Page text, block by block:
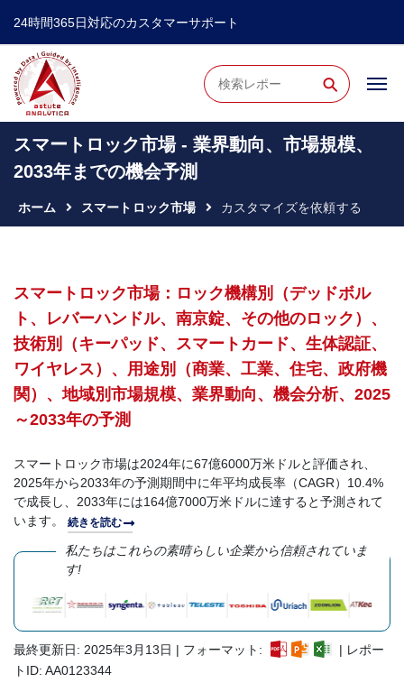
24時間365日対応のカスタマーサポート
⚲
スマートロック市場 - 業界動向、市場規模、
2033年までの機会予測
ホーム スマートロック市場 カスタマイズを依頼する
スマートロック市場：ロック機構別（デッドボル
ト、レバーハンドル、南京錠、その他のロック）、
技術別（キーパッド、スマートカード、生体認証、
ワイヤレス）、用途別（商業、工業、住宅、政府機
関）、地域別市場規模、業界動向、機会分析、2025
～2033年の予測
スマートロック市場は2024年に67億6000万米ドルと評価され、
2025年から2033年の予測期間中に年平均成長率（CAGR）10.4%
で成長し、2033年には164億7000万米ドルに達すると予測されて
います。 続きを読む
私たちはこれらの素晴らしい企業から信頼されていま
す!
最終更新日: 2025年3月13日 | フォーマット:
| レポー
トID: AA0123344